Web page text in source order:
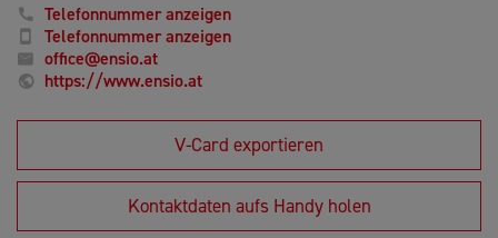
Telefonnummer anzeigen
Telefonnummer anzeigen
office@ensio.at
https://www.ensio.at
V-Card exportieren
Kontaktdaten aufs Handy holen